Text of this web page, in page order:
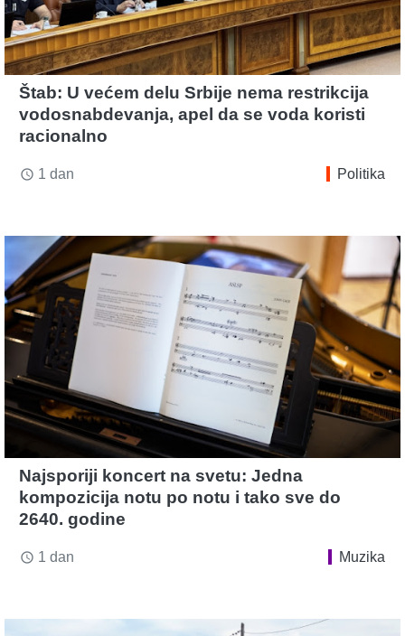
Štab: U većem delu Srbije nema restrikcija
vodosnabdevanja, apel da se voda koristi
racionalno
access_time 1 dan Politika
Najsporiji koncert na svetu: Jedna
kompozicija notu po notu i tako sve do
2640. godine
access_time 1 dan Muzika